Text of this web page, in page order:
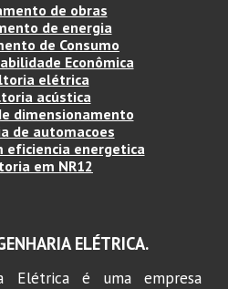
de obras
de energia
de Consumo
Econômica
elétrica
acústica
dimensionamento
de automacoes
eficiencia energetica
em NR12
ELÉTRICA.
Elétrica é uma empresa